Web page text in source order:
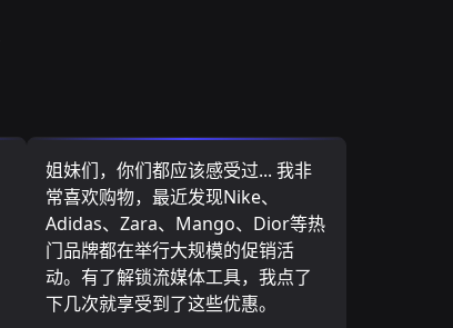
姐妹们，你们都应该感受过... 我非
常喜欢购物，最近发现Nike、
Adidas、Zara、Mango、Dior等热
门品牌都在举行大规模的促销活
动。有了解锁流媒体工具，我点了
下几次就享受到了这些优惠。